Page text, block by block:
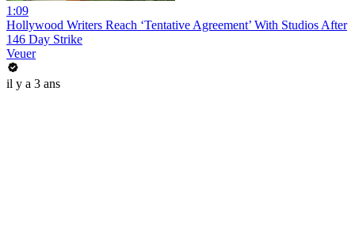
1:09
Hollywood Writers Reach ‘Tentative Agreement’ With Studios After
146 Day Strike
Veuer
il y a 3 ans